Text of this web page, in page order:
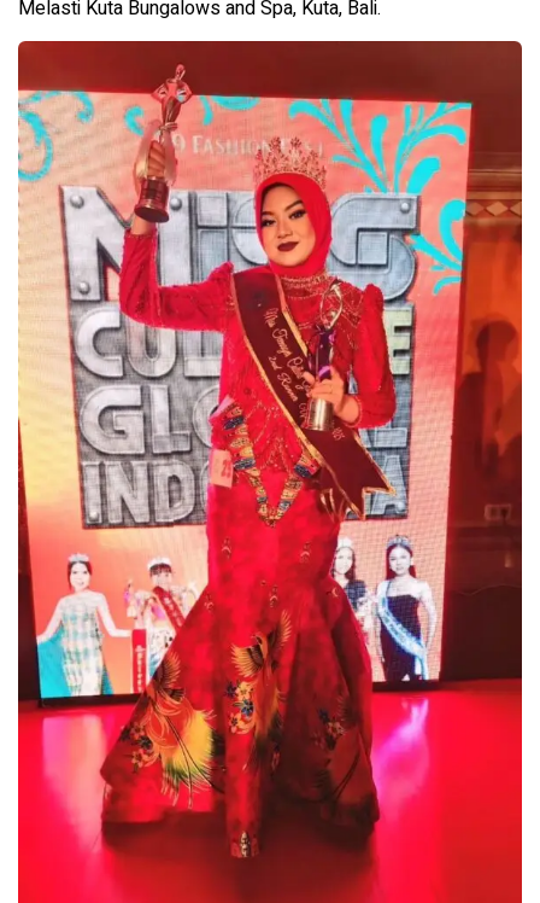
Melasti Kuta Bungalows and Spa, Kuta, Bali.